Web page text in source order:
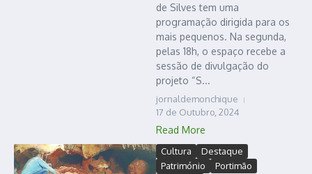
de Silves tem uma
programação dirigida para os
mais pequenos. Na segunda,
pelas 18h, o espaço recebe a
sessão de divulgação do
projeto “S...
jornaldemonchique
17 de Outubro, 2024
Read More
Cultura
Destaque
Património
Portimão